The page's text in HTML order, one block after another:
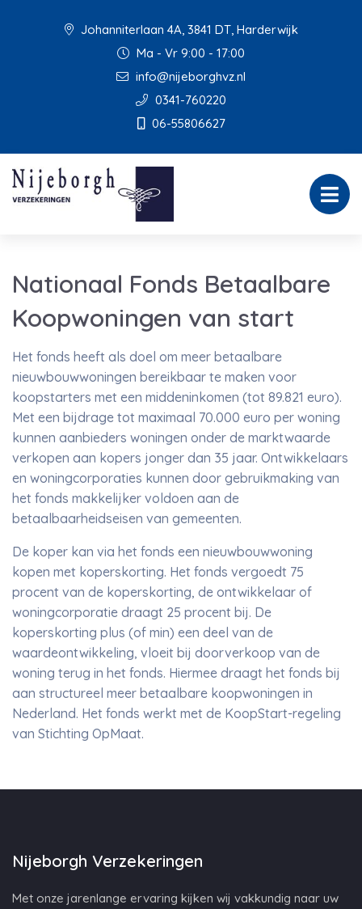
Johanniterlaan 4A, 3841 DT, Harderwijk
Ma - Vr 9:00 - 17:00
info@nijeborghvz.nl
0341-760220
06-55806627
Nationaal Fonds Betaalbare
Koopwoningen van start
Het fonds heeft als doel om meer betaalbare
nieuwbouwwoningen bereikbaar te maken voor
koopstarters met een middeninkomen (tot 89.821 euro).
Met een bijdrage tot maximaal 70.000 euro per woning
kunnen aanbieders woningen onder de marktwaarde
verkopen aan kopers jonger dan 35 jaar. Ontwikkelaars
en woningcorporaties kunnen door gebruikmaking van
het fonds makkelijker voldoen aan de
betaalbaarheidseisen van gemeenten.
De koper kan via het fonds een nieuwbouwwoning
kopen met koperskorting. Het fonds vergoedt 75
procent van de koperskorting, de ontwikkelaar of
woningcorporatie draagt 25 procent bij. De
koperskorting plus (of min) een deel van de
waardeontwikkeling, vloeit bij doorverkoop van de
woning terug in het fonds. Hiermee draagt het fonds bij
aan structureel meer betaalbare koopwoningen in
Nederland. Het fonds werkt met de KoopStart-regeling
van Stichting OpMaat.
Nijeborgh Verzekeringen
Met onze jarenlange ervaring kijken wij vakkundig naar uw